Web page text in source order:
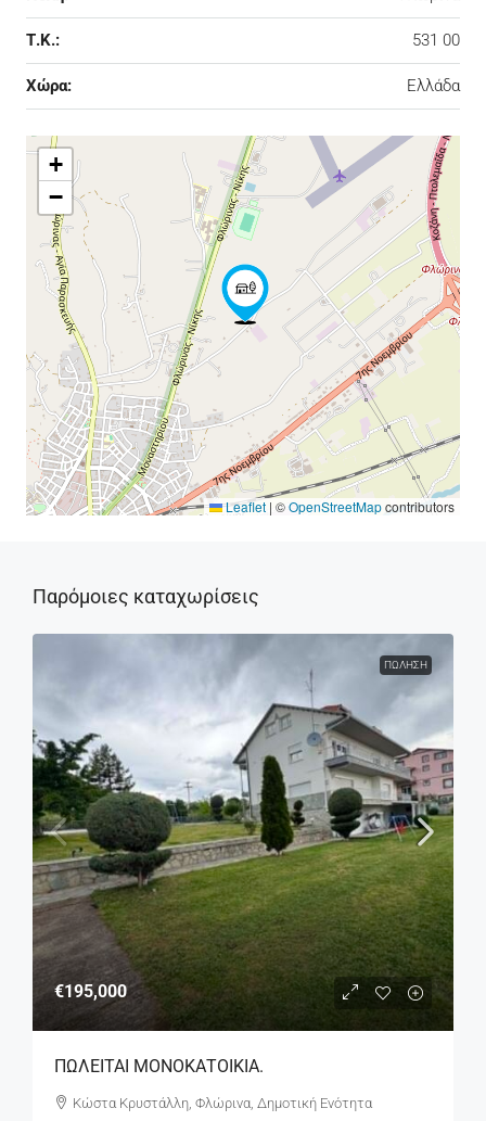
Τ.Κ.: 531 00
Χώρα: Ελλάδα
+
−
Leaflet | ©OpenStreetMapcontributors
Παρόμοιες καταχωρίσεις
ΠΏΛΗΣΗ
€195,000
ΠΩΛΕΙΤΑΙ ΜΟΝΟΚΑΤΟΙΚΙΑ.
Κώστα Κρυστάλλη, Φλώρινα, Δημοτική Ενότητα